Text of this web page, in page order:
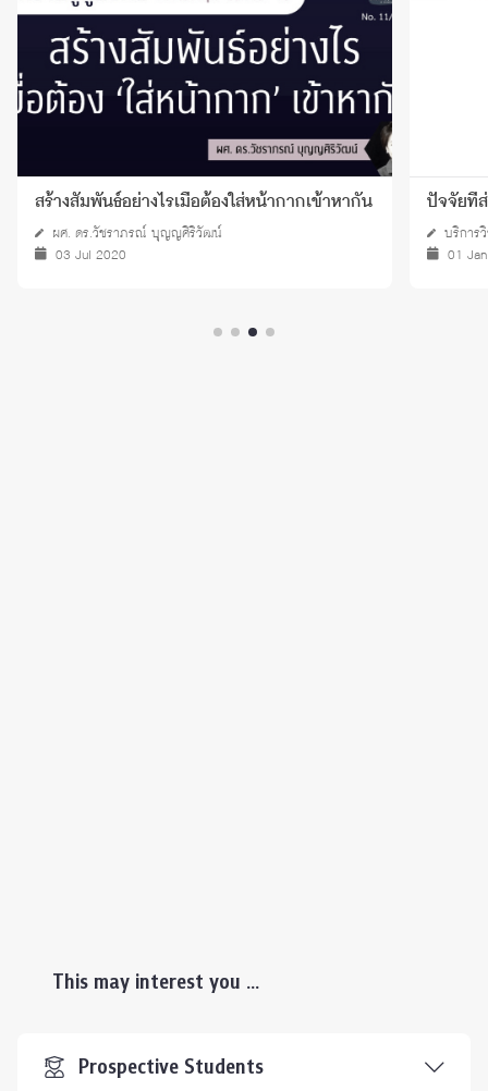
สร้างสัมพันธ์อย่างไรเมื่อต้องใส่หน้ากากเข้าหากัน
ผศ. ดร.วัชราภรณ์ บุญญศิริวัฒน์
03 Jul 2020
ปัจจัยที่
บริการ
01
This may interest you ...
Prospective Students